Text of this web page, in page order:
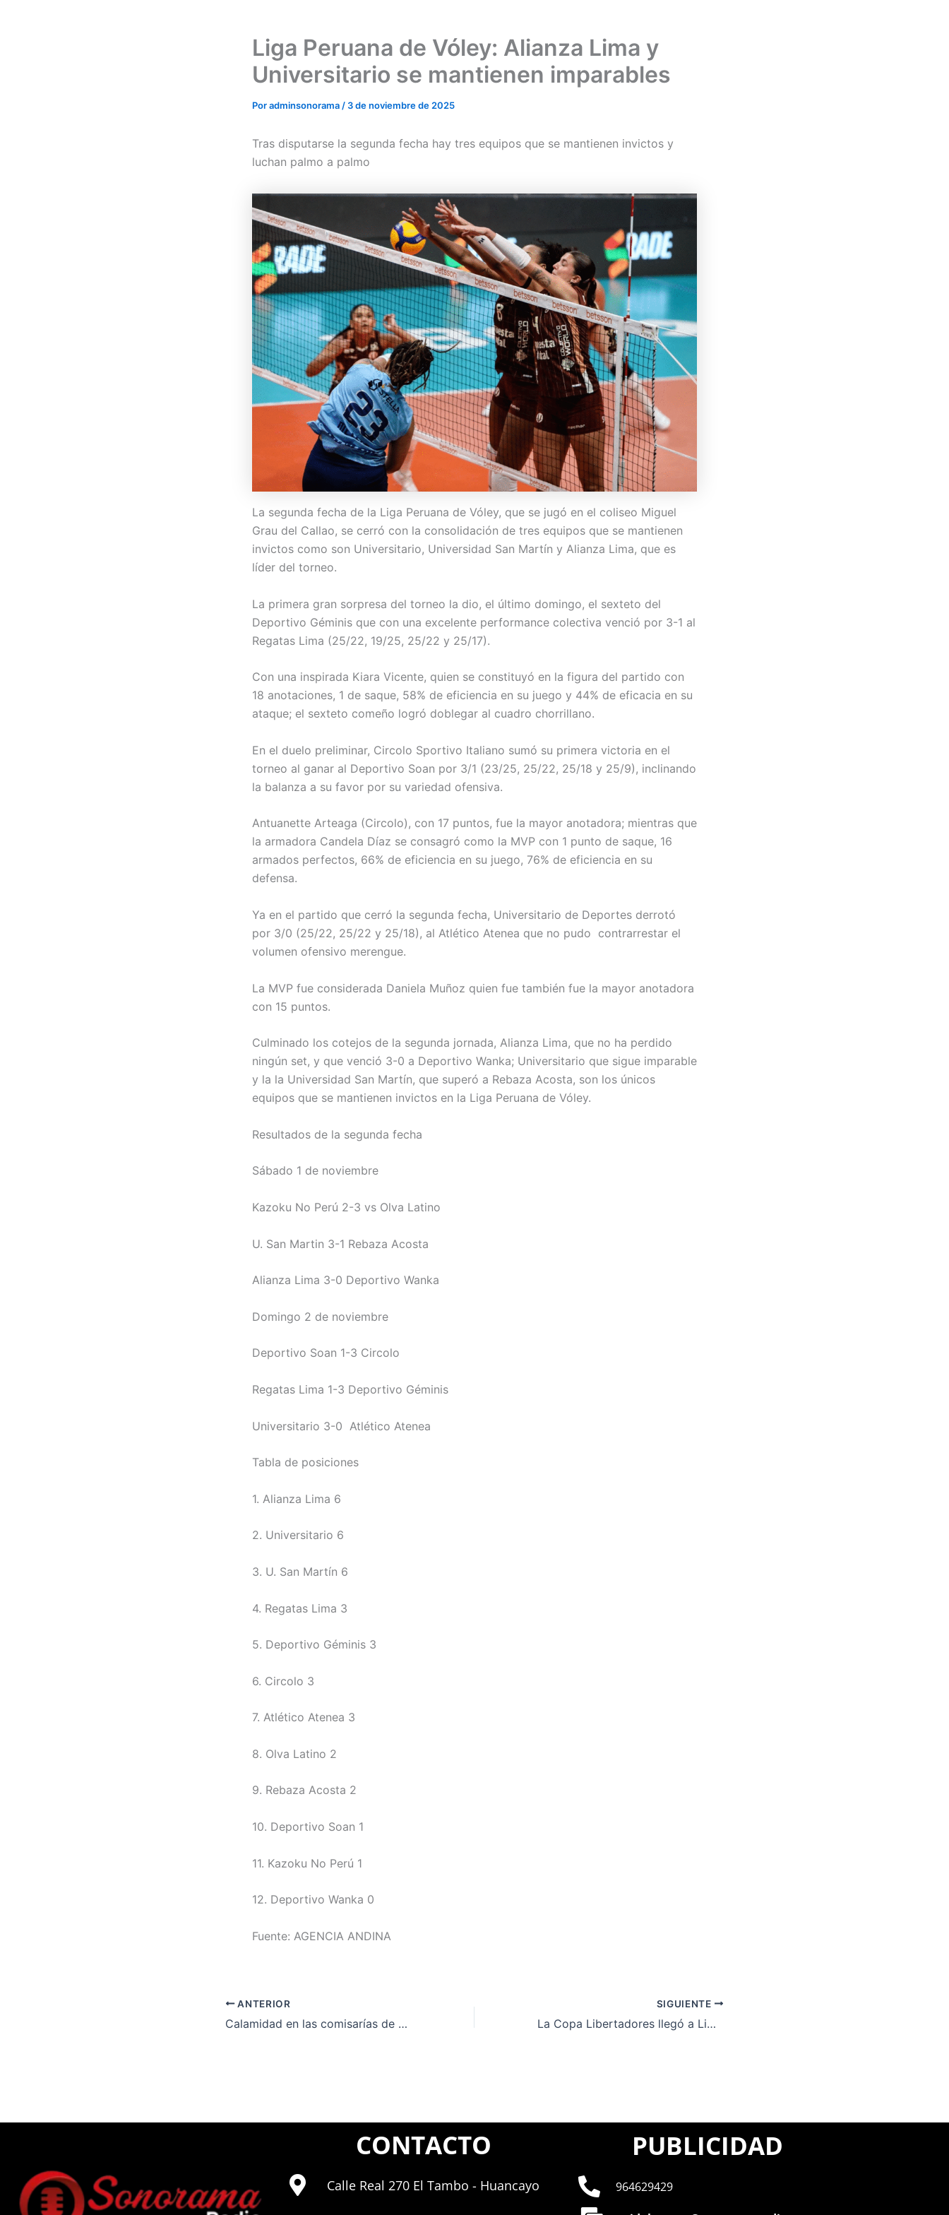
Liga Peruana de Vóley: Alianza Lima y
Universitario se mantienen imparables
Poradminsonorama / 3 de noviembre de 2025
Tras disputarse la segunda fecha hay tres equipos que se mantienen invictos y
luchan palmo a palmo
La segunda fecha de la Liga Peruana de Vóley, que se jugó en el coliseo Miguel
Grau del Callao, se cerró con la consolidación de tres equipos que se mantienen
invictos como son Universitario, Universidad San Martín y Alianza Lima, que es
líder del torneo.
La primera gran sorpresa del torneo la dio, el último domingo, el sexteto del
Deportivo Géminis que con una excelente performance colectiva venció por 3-1 al
Regatas Lima (25/22, 19/25, 25/22 y 25/17).
Con una inspirada Kiara Vicente, quien se constituyó en la figura del partido con
18 anotaciones, 1 de saque, 58% de eficiencia en su juego y 44% de eficacia en su
ataque; el sexteto comeño logró doblegar al cuadro chorrillano.
En el duelo preliminar, Circolo Sportivo Italiano sumó su primera victoria en el
torneo al ganar al Deportivo Soan por 3/1 (23/25, 25/22, 25/18 y 25/9), inclinando
la balanza a su favor por su variedad ofensiva.
Antuanette Arteaga (Circolo), con 17 puntos, fue la mayor anotadora; mientras que
la armadora Candela Díaz se consagró como la MVP con 1 punto de saque, 16
armados perfectos, 66% de eficiencia en su juego, 76% de eficiencia en su
defensa.
Ya en el partido que cerró la segunda fecha, Universitario de Deportes derrotó
por 3/0 (25/22, 25/22 y 25/18), al Atlético Atenea que no pudo contrarrestar el
volumen ofensivo merengue.
La MVP fue considerada Daniela Muñoz quien fue también fue la mayor anotadora
con 15 puntos.
Culminado los cotejos de la segunda jornada, Alianza Lima, que no ha perdido
ningún set, y que venció 3-0 a Deportivo Wanka; Universitario que sigue imparable
y la la Universidad San Martín, que superó a Rebaza Acosta, son los únicos
equipos que se mantienen invictos en la Liga Peruana de Vóley.
Resultados de la segunda fecha
Sábado 1 de noviembre
Kazoku No Perú 2-3 vs Olva Latino
U. San Martin 3-1 Rebaza Acosta
Alianza Lima 3-0 Deportivo Wanka
Domingo 2 de noviembre
Deportivo Soan 1-3 Circolo
Regatas Lima 1-3 Deportivo Géminis
Universitario 3-0 Atlético Atenea
Tabla de posiciones
1. Alianza Lima 6
2. Universitario 6
3. U. San Martín 6
4. Regatas Lima 3
5. Deportivo Géminis 3
6. Circolo 3
7. Atlético Atenea 3
8. Olva Latino 2
9. Rebaza Acosta 2
10. Deportivo Soan 1
11. Kazoku No Perú 1
12. Deportivo Wanka 0
Fuente: AGENCIA ANDINA
ANTERIOR
Calamidad en las comisarías de Perú: 40% han sido consideradas inhabitables por la Contraloría
SIGUIENTE
La Copa Libertadores llegó a Lima: el imponente trofeo está disponible para fotografías de fanáticos y turistas
CONTACTO
Calle Real 270 El Tambo - Huancayo
PUBLICIDAD
964629429